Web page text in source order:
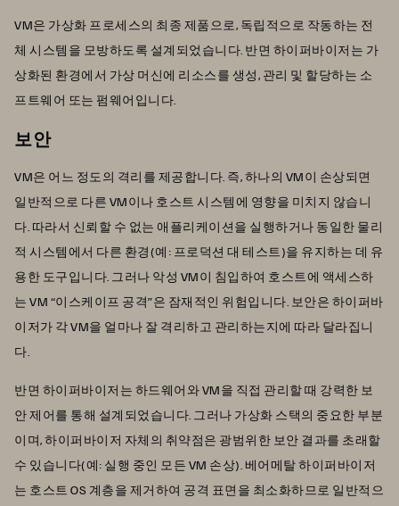
VM은 가상화 프로세스의 최종 제품으로, 독립적으로 작동하는 전
체 시스템을 모방하도록 설계되었습니다. 반면 하이퍼바이저는 가
상화된 환경에서 가상 머신에 리소스를 생성, 관리 및 할당하는 소
프트웨어 또는 펌웨어입니다.
보안
VM은 어느 정도의 격리를 제공합니다. 즉, 하나의 VM이 손상되면
일반적으로 다른 VM이나 호스트 시스템에 영향을 미치지 않습니
다. 따라서 신뢰할 수 없는 애플리케이션을 실행하거나 동일한 물리
적 시스템에서 다른 환경(예: 프로덕션 대 테스트)을 유지하는 데 유
용한 도구입니다. 그러나 악성 VM이 침입하여 호스트에 액세스하
는 VM “이스케이프 공격”은 잠재적인 위험입니다. 보안은 하이퍼바
이저가 각 VM을 얼마나 잘 격리하고 관리하는지에 따라 달라집니
다.
반면 하이퍼바이저는 하드웨어와 VM을 직접 관리할 때 강력한 보
안 제어를 통해 설계되었습니다. 그러나 가상화 스택의 중요한 부분
이며, 하이퍼바이저 자체의 취약점은 광범위한 보안 결과를 초래할
수 있습니다(예: 실행 중인 모든 VM 손상). 베어메탈 하이퍼바이저
는 호스트 OS 계층을 제거하여 공격 표면을 최소화하므로 일반적으